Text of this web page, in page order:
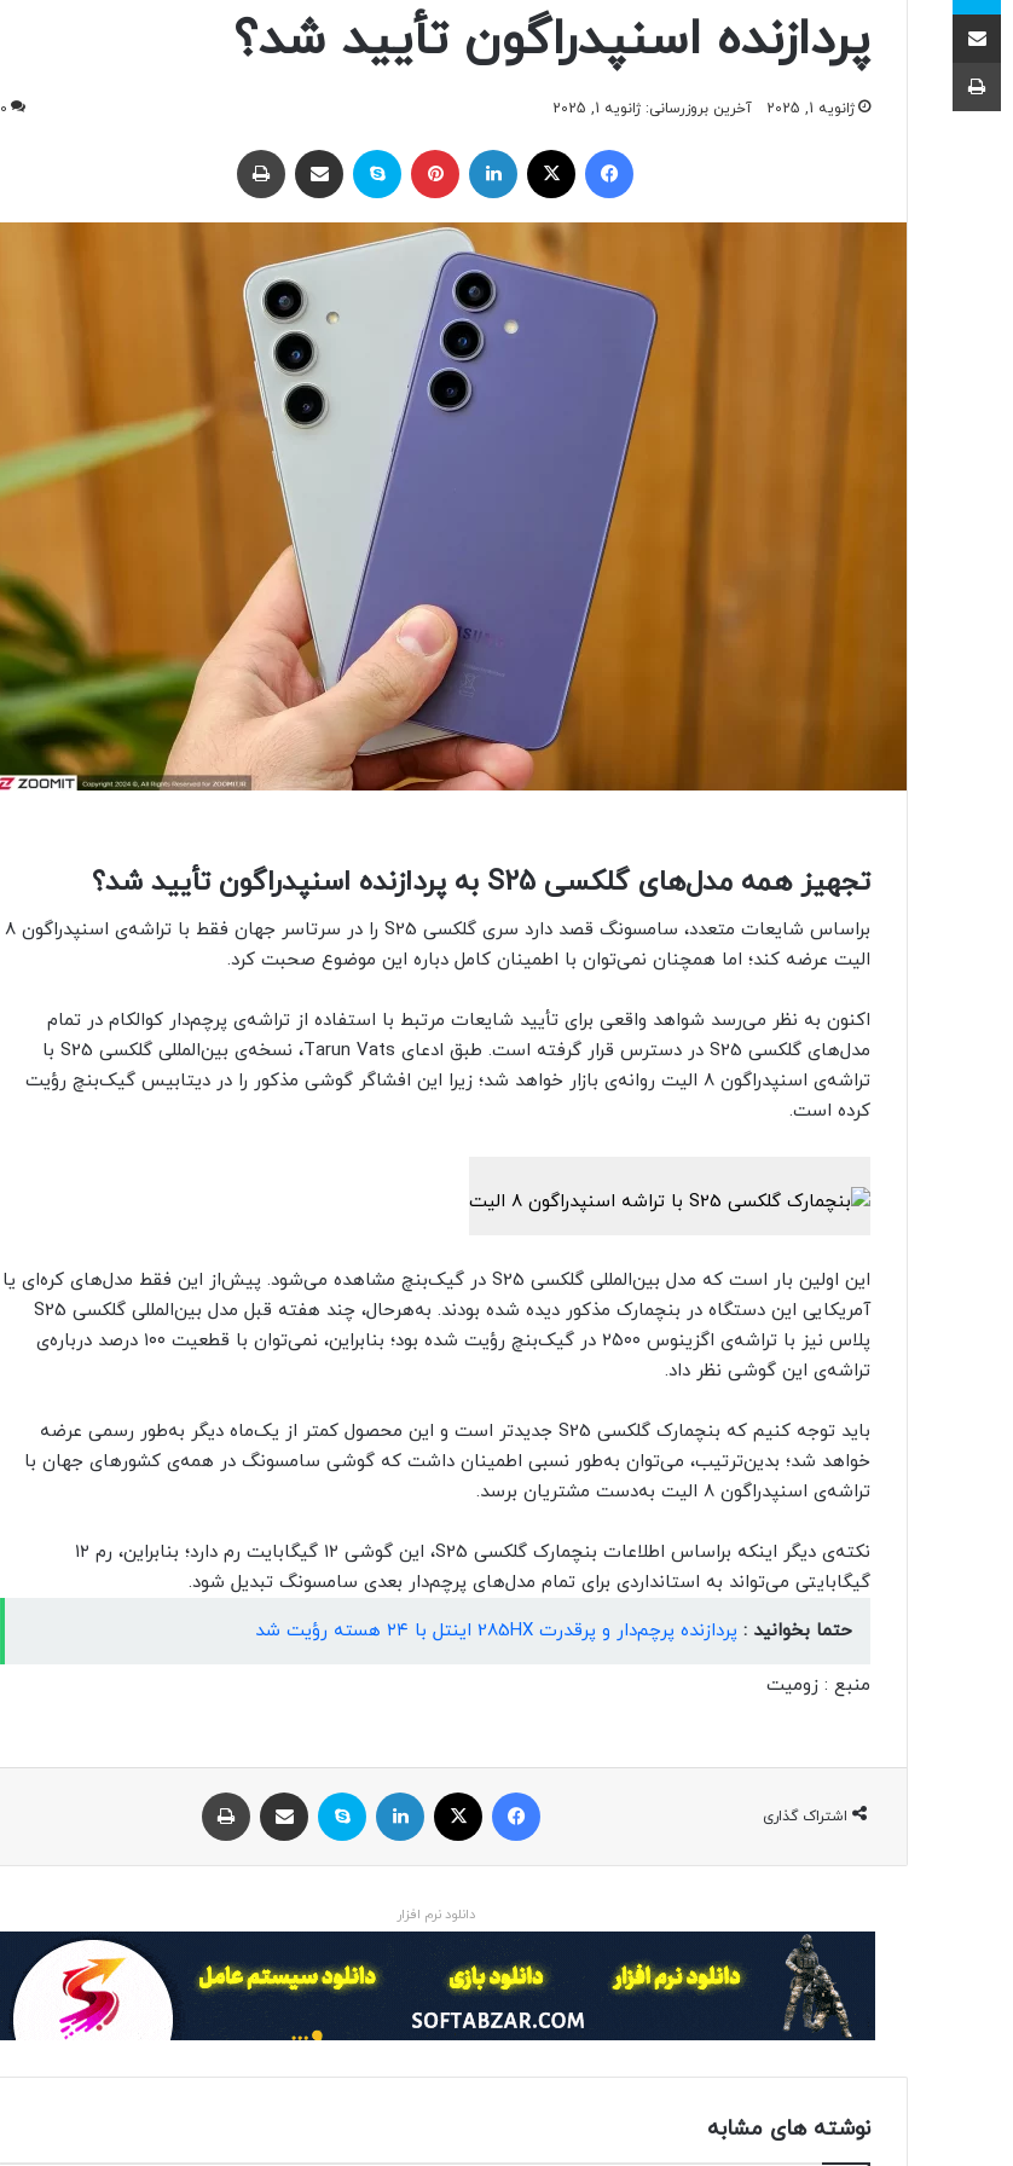
پردازنده اسنپدراگون تأیید شد؟
ژانویه 1, 2025 آخرین بروزرسانی: ژانویه 1, 2025 0
ایکس
تجهیز همه مدل‌های گلکسی S25 به پردازنده اسنپدراگون تأیید شد؟
بر‌‌اساس شایعات متعدد، سامسونگ قصد دارد سری گلکسی S25 را در سرتاسر جهان فقط با تراشه‌ی اسنپدراگون ۸
الیت عرضه کند؛ اما همچنان نمی‌توان با اطمینان کامل دباره این موضوع صحبت کرد.
اکنون به‌ نظر می‌رسد شواهد واقعی برای تأیید شایعات مرتبط با استفاده از تراشه‌ی پرچم‌دار کوالکام در تمام
مدل‌های گلکسی S25 در دسترس قرار گرفته است. طبق ادعای Tarun Vats، نسخه‌ی بین‌المللی گلکسی S25 با
تراشه‌ی اسنپدراگون ۸ الیت روانه‌ی بازار خواهد شد؛ زیرا این افشاگر گوشی مذکور را در دیتابیس گیک‌بنچ رؤیت
کرده است.
‌این اولین‌ بار است که مدل بین‌المللی گلکسی S25 در گیک‌بنچ مشاهده می‌شود. پیش‌از این فقط مدل‌های کره‌ای یا
آمریکایی این دستگاه در بنچمارک مذکور دیده شده بودند. به‌هر‌حال، چند هفته قبل مدل بین‌المللی گلکسی S25
پلاس نیز با تراشه‌ی اگزینوس ۲۵۰۰ در گیک‌بنچ رؤیت شده بود؛ بنابراین، نمی‌توان با قطعیت ۱۰۰ درصد درباره‌ی
تراشه‌ی این گوشی‌ نظر داد.
باید توجه کنیم که بنچمارک گلکسی S25 جدیدتر است و این محصول کمتر از یک‌ماه دیگر به‌طور رسمی عرضه
خواهد شد؛ بدین‌ترتیب، می‌توان به‌طور نسبی اطمینان داشت که گوشی سامسونگ در همه‌ی کشورهای جهان با
تراشه‌ی اسنپدراگون ۸ الیت به‌دست مشتریان برسد.
نکته‌ی دیگر اینکه بر‌اساس اطلاعات بنچمارک گلکسی S25، این گوشی ۱۲ گیگابایت رم دارد؛ بنابراین، رم ۱۲
گیگابایتی می‌تواند به استانداردی برای تمام مدل‌های پرچم‌دار بعدی سامسونگ تبدیل شود.
حتما بخوانید : پردازنده پرچم‌دار و پرقدرت 285HX اینتل با ۲۴ هسته رؤیت شد
منبع : زومیت
اشتراک گذاری
ایکس
دانلود نرم افزار
نوشته های مشابه